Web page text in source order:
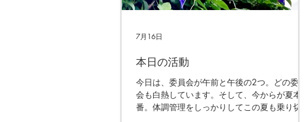
本日の活動
今日は、委員会が午前と午後の2つ。どの委員
会も白熱しています。そして、今からが夏本
番。体調管理をしっかりしてこの夏も乗り切り
7月16日